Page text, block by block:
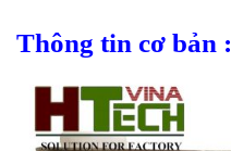
Thông tin cơ bản :